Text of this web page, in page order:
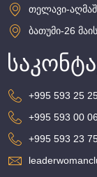
თელავი-
ბათუმი-26
+995 593 25
+995 593 00
+995 593 23